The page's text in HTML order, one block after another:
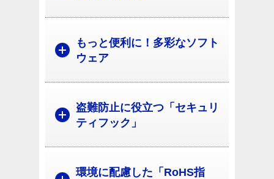
もっと便利に！多彩なソフト
ウェア
盗難防止に役立つ「セキュリ
ティフック」
環境に配慮した「RoHS指